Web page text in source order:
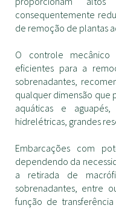
consequentemente
de remoção de plantas
O controle
eficientes para a
sobrenadantes,
qualquer dimensão que
aquáticas e
hidrelétricas, grandes
Embarcações com
dependendo da
a retirada de
sobrenadantes, entre
função de